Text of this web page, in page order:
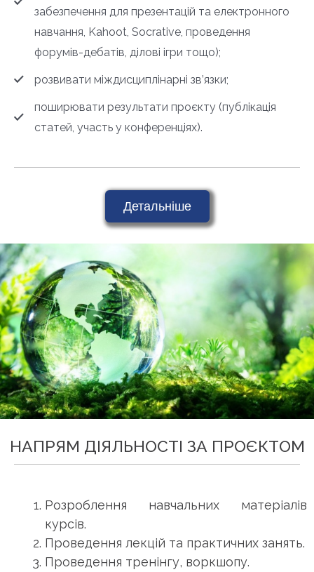
забезпечення для презентацій та електронного
навчання, Kahoot, Socrative, проведення
форумів-дебатів, ділові ігри тощо);
розвивати міждисциплінарні зв’язки;
поширювати результати проєкту (публікація
статей, участь у конференціях).
Детальніше
НАПРЯМ ДІЯЛЬНОСТІ ЗА ПРОЄКТОМ
Розроблення навчальних матеріалів
курсів.
Проведення лекцій та практичних занять.
Проведення тренінгу, воркшопу.